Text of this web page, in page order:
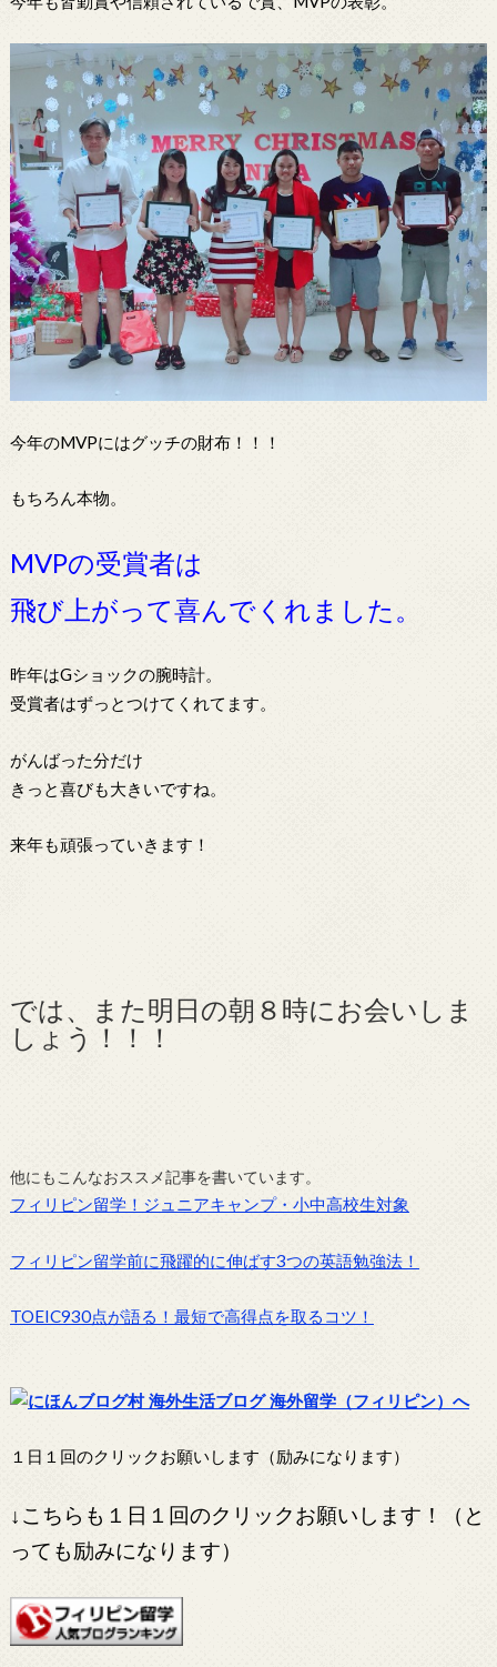
今年のMVPにはグッチの財布！！！
もちろん本物。
MVPの受賞者は
飛び上がって喜んでくれました。
昨年はGショックの腕時計。
受賞者はずっとつけてくれてます。
がんばった分だけ
きっと喜びも大きいですね。
来年も頑張っていきます！
では、また明日の朝８時にお会いしま
しょう！！！
他にもこんなおススメ記事を書いています。
フィリピン留学！ジュニアキャンプ・小中高校生対象
フィリピン留学前に飛躍的に伸ばす3つの英語勉強法！
TOEIC930点が語る！最短で高得点を取るコツ！
１日１回のクリックお願いします（励みになります）
↓こちらも１日１回のクリックお願いします！（と
っても励みになります）